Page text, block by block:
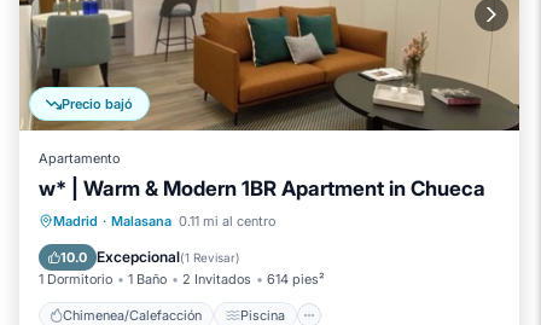
Precio bajó
Apartamento
w* | Warm & Modern 1BR Apartment in Chueca
Madrid · Malasana 0.11 mi al centro
10.0 Excepcional(1 Revisar)
1 Dormitorio 1 Baño 2 Invitados 614 pies²
Chimenea/Calefacción Piscina
Chimenea/Calefacción
Cocina
Internet